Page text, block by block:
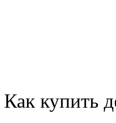
Как купить